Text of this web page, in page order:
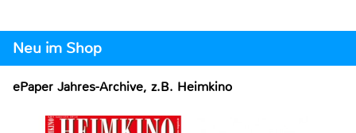
Neu im Shop
ePaper Jahres-Archive, z.B. Heimkino